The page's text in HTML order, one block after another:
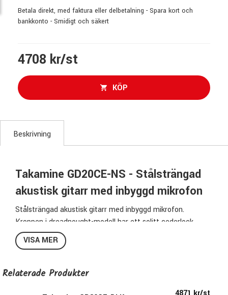
Betala direkt, med faktura eller delbetalning - Spara kort och
bankkonto - Smidigt och säkert
4708 kr/st
KÖP
Beskrivning
Takamine GD20CE-NS - Stålsträngad
akustisk gitarr med inbyggd mikrofon
Stålsträngad akustisk gitarr med inbyggd mikrofon.
Kroppen i dreadnought-modell har ett solitt cederlock
& mahogny i sidor & botten vilket ger ett varmt sound med
en fantastisk tydlighet.
greppbrädan ovangkol ger en spelkänsla som direkt känns
VISA MER
Relaterade Produkter